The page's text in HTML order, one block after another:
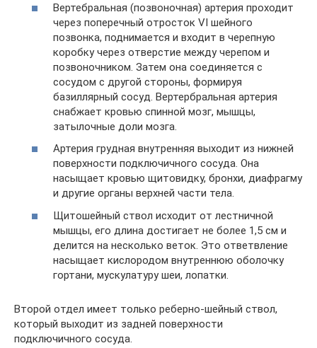
Вертебральная (позвоночная) артерия проходит
через поперечный отросток VI шейного
позвонка, поднимается и входит в черепную
коробку через отверстие между черепом и
позвоночником. Затем она соединяется с
сосудом с другой стороны, формируя
базиллярный сосуд. Вертербральная артерия
снабжает кровью спинной мозг, мышцы,
затылочные доли мозга.
Артерия грудная внутренняя выходит из нижней
поверхности подключичного сосуда. Она
насыщает кровью щитовидку, бронхи, диафрагму
и другие органы верхней части тела.
Щитошейный ствол исходит от лестничной
мышцы, его длина достигает не более 1,5 см и
делится на несколько веток. Это ответвление
насыщает кислородом внутреннюю оболочку
гортани, мускулатуру шеи, лопатки.
Второй отдел имеет только реберно-шейный ствол,
который выходит из задней поверхности
подключичного сосуда.